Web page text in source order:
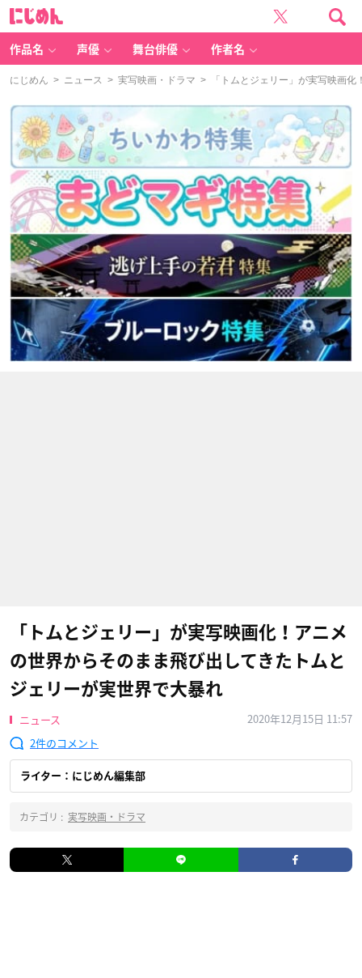
作品名 声優 舞台俳優 作者名
にじめん > ニュース > 実写映画・ドラマ > 「トムとジェリー」が実写映画化
「トムとジェリー」が実写映画化！アニメ
の世界からそのまま飛び出してきたトムと
ジェリーが実世界で大暴れ
ニュース
2020年12月15日 11:57
2
ライター：にじめん編集部
カテゴリ : 実写映画・ドラマ